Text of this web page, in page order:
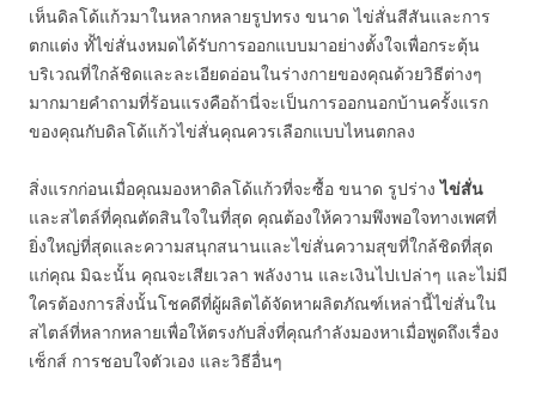
เห็นดิลโด้แก้วมาในหลากหลายรูปทรง ขนาด ไข่สั่นสีสันและการ
ตกแต่ง ทั้ไข่สั่นงหมดได้รับการออกแบบมาอย่างตั้งใจเพื่อกระตุ้น
บริเวณที่ใกล้ชิดและละเอียดอ่อนในร่างกายของคุณด้วยวิธีต่างๆ
มากมายคำถามที่ร้อนแรงคือถ้านี่จะเป็นการออกนอกบ้านครั้งแรก
ของคุณกับดิลโด้แก้วไข่สั่นคุณควรเลือกแบบไหนตกลง
สิ่งแรกก่อนเมื่อคุณมองหาดิลโด้แก้วที่จะซื้อ ขนาด รูปร่างไข่สั่น
และสไตล์ที่คุณตัดสินใจในที่สุด คุณต้องให้ความพึงพอใจทางเพศที่
ยิ่งใหญ่ที่สุดและความสนุกสนานและไข่สั่นความสุขที่ใกล้ชิดที่สุด
แก่คุณ มิฉะนั้น คุณจะเสียเวลา พลังงาน และเงินไปเปล่าๆ และไม่มี
ใครต้องการสิ่งนั้นโชคดีที่ผู้ผลิตได้จัดหาผลิตภัณฑ์เหล่านี้ไข่สั่นใน
สไตล์ที่หลากหลายเพื่อให้ตรงกับสิ่งที่คุณกำลังมองหาเมื่อพูดถึงเรื่อง
เซ็กส์ การชอบใจตัวเอง และวิธีอื่นๆ